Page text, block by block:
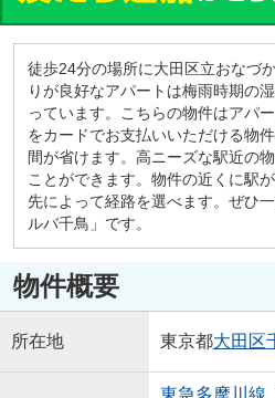
徒歩24分の場所に大田区立おなづ
りが良好なアパートは梅雨時期の
っています。こちらの物件はアパ
をカードでお支払いいただける物
間が省けます。高ニーズな駅近の
ことができます。物件の近くに駅
先によって経路を選べます。ぜひ
ルバ千鳥」です。
物件概要
所在地 東京都大田区
東急多摩川線